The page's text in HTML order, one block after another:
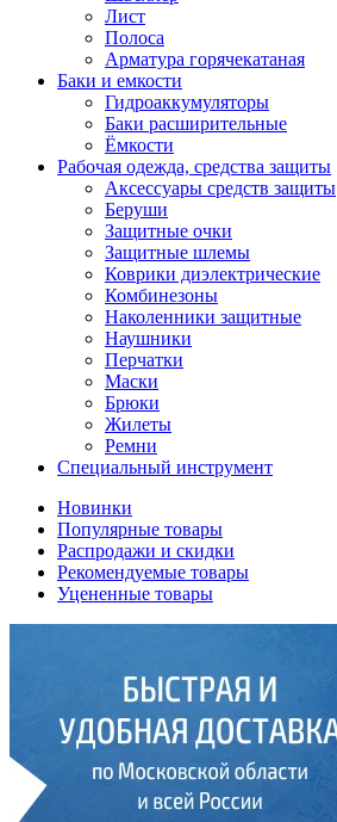
Лист
Полоса
Арматура горячекатаная
Баки и емкости
Гидроаккумуляторы
Баки расширительные
Ёмкости
Рабочая одежда, средства защиты
Аксессуары средств защиты
Беруши
Защитные очки
Защитные шлемы
Коврики диэлектрические
Комбинезоны
Наколенники защитные
Наушники
Перчатки
Маски
Брюки
Жилеты
Ремни
Специальный инструмент
Новинки
Популярные товары
Распродажи и скидки
Рекомендуемые товары
Уцененные товары